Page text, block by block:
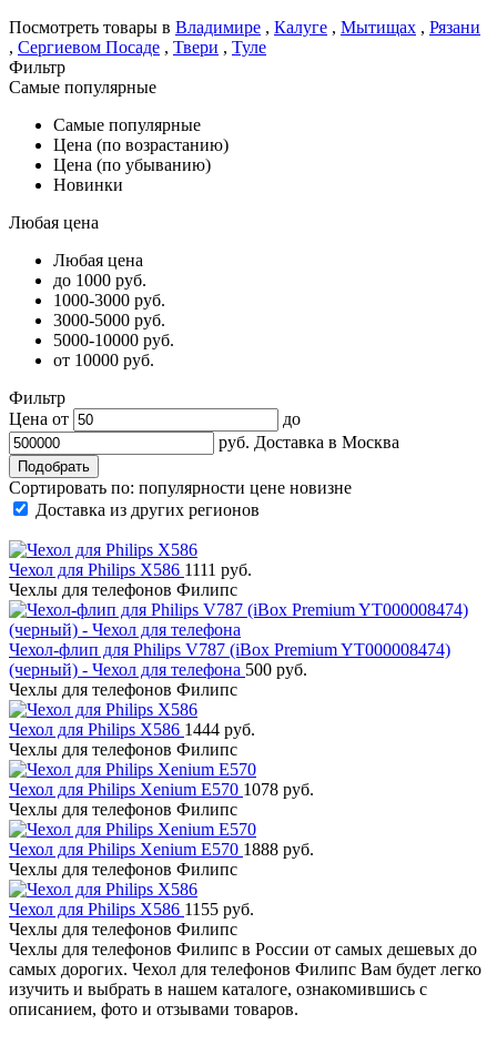
Посмотреть товары в Владимире , Калуге , Мытищах , Рязани
, Сергиевом Посаде , Твери , Туле
Фильтр
Самые популярные
Самые популярные
Цена (по возрастанию)
Цена (по убыванию)
Новинки
Любая цена
Любая цена
до 1000 руб.
1000-3000 руб.
3000-5000 руб.
5000-10000 руб.
от 10000 руб.
Фильтр
Цена от
до
руб. Доставка в Москва
Сортировать по: популярности цене новизне
Доставка из других регионов
Чехол для Philips X586 1111 руб.
Чехлы для телефонов Филипс
Чехол-флип для Philips V787 (iBox Premium YT000008474)
(черный) - Чехол для телефона 500 руб.
Чехлы для телефонов Филипс
Чехол для Philips X586 1444 руб.
Чехлы для телефонов Филипс
Чехол для Philips Xenium E570 1078 руб.
Чехлы для телефонов Филипс
Чехол для Philips Xenium E570 1888 руб.
Чехлы для телефонов Филипс
Чехол для Philips X586 1155 руб.
Чехлы для телефонов Филипс
Чехлы для телефонов Филипс в России от самых дешевых до
самых дорогих. Чехол для телефонов Филипс Вам будет легко
изучить и выбрать в нашем каталоге, ознакомившись с
описанием, фото и отзывами товаров.